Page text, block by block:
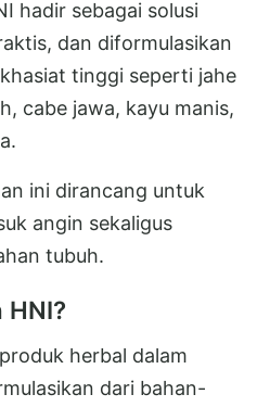
hadir sebagai solusi
dan diformulasikan
tinggi seperti jahe
cabe jawa, kayu manis,
ini dirancang untuk
angin sekaligus
tubuh.
HNI?
herbal dalam
dari bahan-